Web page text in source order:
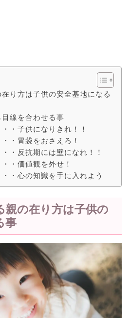
り方は子供の安全基地になる
線を合わせる事
・子供になりきれ！！
・胃袋をおさえろ！
・反抗期には壁になれ！！
・価値観を外せ！
・心の知識を手に入れよう
親の在り方は子供の
事